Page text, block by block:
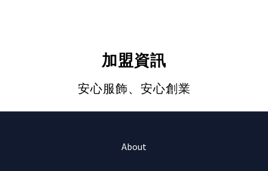
加盟資訊
安心服飾、安心創業
About